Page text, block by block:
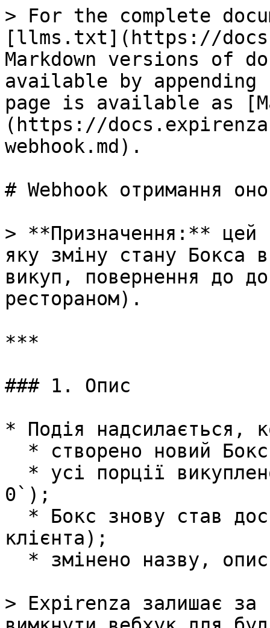
> For the complete
[llms.txt](https://
Markdown versions of
available by
page is available as
(https://
webhook.md).
# Webhook отримання
> **Призначення:** цей
яку зміну стану Бокса
викуп, повернення до
рестораном).
***
### 1. Опис
* Подія надсилається,
0`);
клієнта);
> Expirenza залишає за